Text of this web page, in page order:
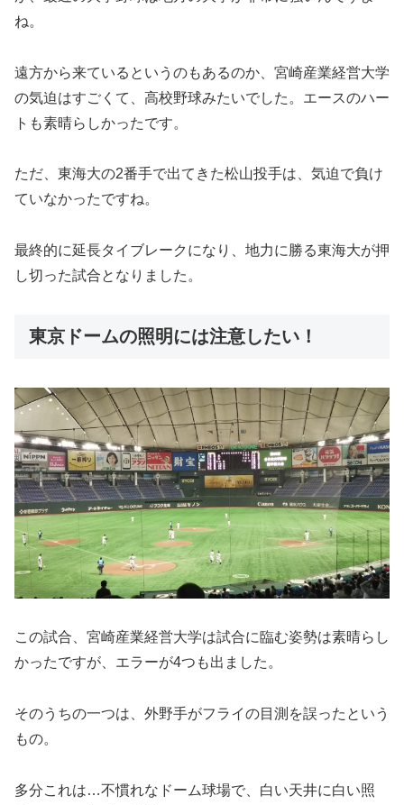
ね。
遠方から来ているというのもあるのか、宮崎産業経営大学
の気迫はすごくて、高校野球みたいでした。エースのハー
トも素晴らしかったです。
ただ、東海大の2番手で出てきた松山投手は、気迫で負け
ていなかったですね。
最終的に延長タイブレークになり、地力に勝る東海大が押
し切った試合となりました。
東京ドームの照明には注意したい！
この試合、宮崎産業経営大学は試合に臨む姿勢は素晴らし
かったですが、エラーが4つも出ました。
そのうちの一つは、外野手がフライの目測を誤ったという
もの。
多分これは…不慣れなドーム球場で、白い天井に白い照